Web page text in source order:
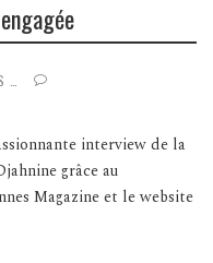
…
interview de la
grâce au
Magazine et le website